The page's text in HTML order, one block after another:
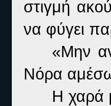
στιγμή
να φύγει
«Μην
Νόρα
Η χαρά